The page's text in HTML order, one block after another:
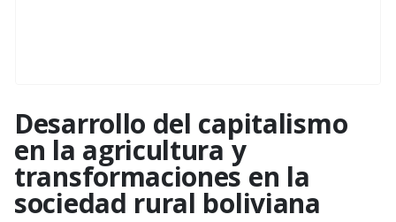
Desarrollo del capitalismo
en la agricultura y
transformaciones en la
sociedad rural boliviana